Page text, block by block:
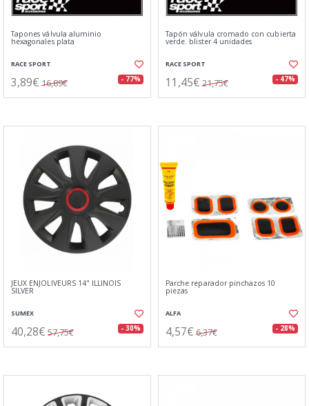
Tapones válvula aluminio
hexagonales plata
RACE SPORT
3,89€ 16,89€ - 77%
Tapón válvula cromado con cubierta
verde. blister 4 unidades
RACE SPORT
11,45€ 21,75€ - 47%
JEUX ENJOLIVEURS 14" ILLINOIS
SILVER
SUMEX
40,28€ 57,75€ - 30%
Parche reparador pinchazos 10
piezas
ALFA
4,57€ 6,37€ - 28%